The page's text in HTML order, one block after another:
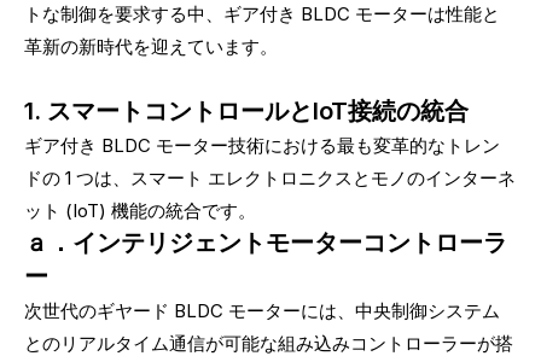
トな制御を要求する中、ギア付き BLDC モーターは性能と
革新の新時代を迎えています。
1. スマートコントロールとIoT接続の統合
ギア付き BLDC モーター技術における最も変革的なトレン
ドの 1 つは、スマート エレクトロニクスとモノのインターネ
ット (IoT) 機能の統合です。
ａ．インテリジェントモーターコントローラ
ー
次世代のギヤード BLDC モーターには、中央制御システム
とのリアルタイム通信が可能な組み込みコントローラーが搭